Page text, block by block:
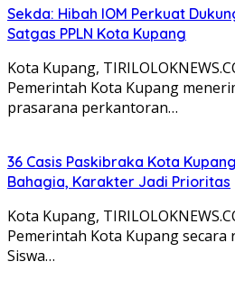
Sekda: Hibah IOM Perkuat
Satgas PPLN Kota Kupang
Kota Kupang,
Pemerintah Kota Kupang
prasarana perkantoran…
36 Casis Paskibraka Kota
Bahagia, Karakter Jadi Prioritas
Kota Kupang,
Pemerintah Kota Kupang secara
Siswa…